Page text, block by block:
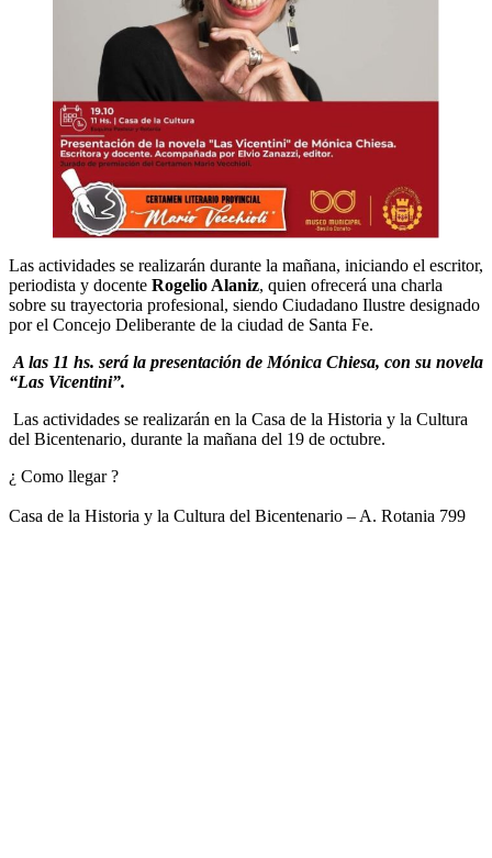
Las actividades se realizarán durante la mañana, iniciando el escritor,
periodista y docente Rogelio Alaniz, quien ofrecerá una charla
sobre su trayectoria profesional, siendo Ciudadano Ilustre designado
por el Concejo Deliberante de la ciudad de Santa Fe.
A las 11 hs. será la presentación de Mónica Chiesa, con su novela
“Las Vicentini”.
Las actividades se realizarán en la Casa de la Historia y la Cultura
del Bicentenario, durante la mañana del 19 de octubre.
¿ Como llegar ?
Casa de la Historia y la Cultura del Bicentenario – A. Rotania 799